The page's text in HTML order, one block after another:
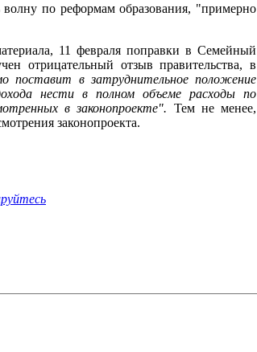
по реформам образования, "примерно
11 февраля поправки в Семейный
отрицательный отзыв правительства, в
поставит в затруднительное положение
нести в полном объеме расходы по
в законопроекте". Тем не менее,
законопроекта.